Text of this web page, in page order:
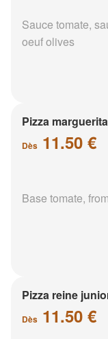
Sauce tomate,
oeuf olives
Pizza
Dès 11.50 €
Base tomate,
Pizza reine
Dès 11.50 €